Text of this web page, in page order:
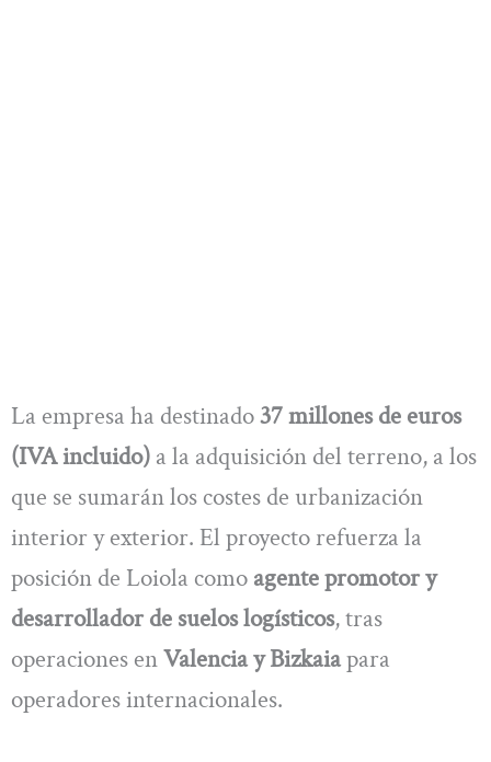
La empresa ha destinado37 millones de euros
(IVA incluido) a la adquisición del terreno, a los
que se sumarán los costes de urbanización
interior y exterior. El proyecto refuerza la
posición de Loiola como agente promotor y
desarrollador de suelos logísticos, tras
operaciones enValencia y Bizkaiapara
operadores internacionales.